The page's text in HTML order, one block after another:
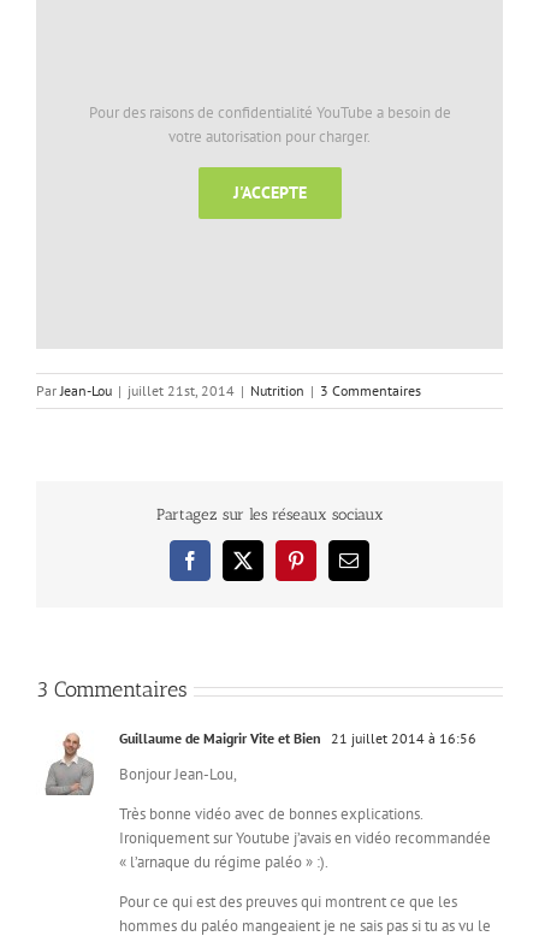
Pour des raisons de confidentialité YouTube a besoin de
votre autorisation pour charger.
J'ACCEPTE
ParJean-Lou | juillet 21st, 2014 | Nutrition | 3 Commentaires
Partagez sur les réseaux sociaux
Facebook
X PinterestEmail
3 Commentaires
Guillaume de Maigrir Vite et Bien 21 juillet 2014 à 16:56
Bonjour Jean-Lou,
Très bonne vidéo avec de bonnes explications.
Ironiquement sur Youtube j’avais en vidéo recommandée
« l’arnaque du régime paléo » :).
Pour ce qui est des preuves qui montrent ce que les
hommes du paléo mangeaient je ne sais pas si tu as vu le